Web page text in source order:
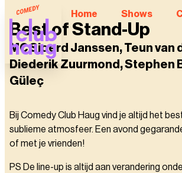
Home Shows
Best of Stand-Up
MC Sjoerd Janssen, Teun van
Diederik Zuurmond, Stephen
Güleç
Bij Comedy Club Haug vind je altijd het
sublieme atmosfeer. Een avond
of met je vrienden!
PS De line-up is altijd aan verandering